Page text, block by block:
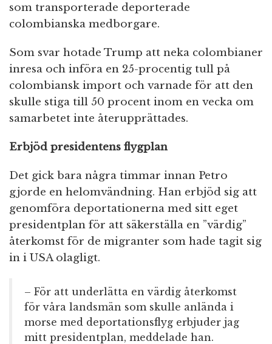
som transporterade deporterade
colombianska medborgare.
Som svar hotade Trump att neka colombianer
inresa och införa en 25-procentig tull på
colombiansk import och varnade för att den
skulle stiga till 50 procent inom en vecka om
samarbetet inte återupprättades.
Erbjöd presidentens flygplan
Det gick bara några timmar innan Petro
gjorde en helomvändning. Han erbjöd sig att
genomföra deportationerna med sitt eget
presidentplan för att säkerställa en ”värdig”
återkomst för de migranter som hade tagit sig
in i USA olagligt.
– För att underlätta en värdig återkomst
för våra landsmän som skulle anlända i
morse med deportationsflyg erbjuder jag
mitt presidentplan, meddelade han.